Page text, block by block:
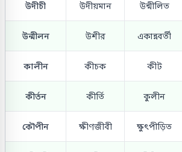
উদীচী উদীয়মান উন্মীলিত
উন্মীলন উশীর একান্নবর্তী
কালীন কীচক কীট
কীর্তন কীর্তি কুলীন
কৌপীন ক্ষীণজীবী ক্ষুৎপীড়িত